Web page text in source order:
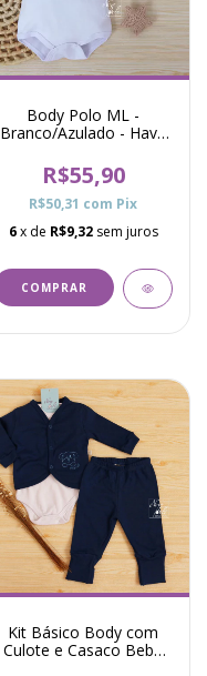
Body Polo ML -
Branco/Azulado - Have
R$55,90
R$50,31 com Pix
6 x de R$9,32 sem juros
COMPRAR
Kit Básico Body com
Culote e Casaco Bebê